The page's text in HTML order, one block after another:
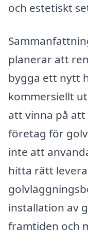
och estetiskt
planerar att
bygga ett nytt
kommersiellt
att vinna på
företag för
inte att
hitta rätt
installation av
framtiden och